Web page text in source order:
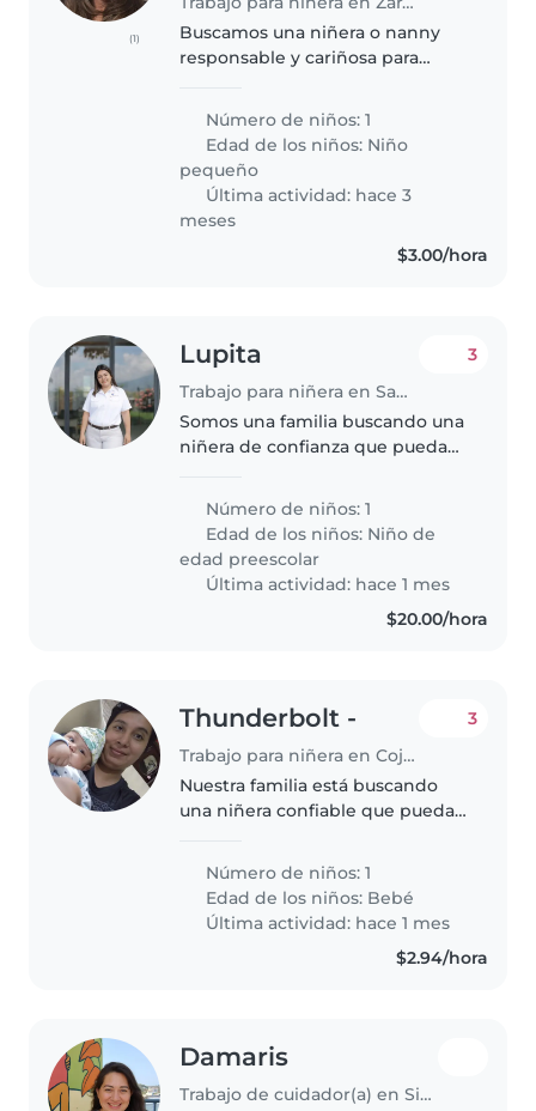
(1)
Buscamos una niñera o nanny
responsable y cariñosa para
curioso, amigable y muy
cariñosa. Necesitamos a alguien
cómodo con mascotas, que
disfrute..
Número de niños: 1
Edad de los niños: Niño
pequeño
Última actividad: hace 3
meses
$3.00/hora
Lupita
Trabajo para niñera en San José Villanueva
3
Somos una familia buscando una
niñera de confianza que pueda
creativo/a y curioso/a niño/a de
preescolar. Necesitamos alguien
que se sienta cómodo/a..
Número de niños: 1
Edad de los niños: Niño de
edad preescolar
Última actividad: hace 1 mes
$20.00/hora
Thunderbolt -
Trabajo para niñera en Cojutepeque
3
Nuestra familia está buscando
una niñera confiable que pueda
que se sienta cómoda con
mascotas y que realice algunas
tareas , con experiencia de 3
años..
Número de niños: 1
Edad de los niños: Bebé
Última actividad: hace 1 mes
$2.94/hora
Damaris
Trabajo de cuidador(a) en Sitio del Niño